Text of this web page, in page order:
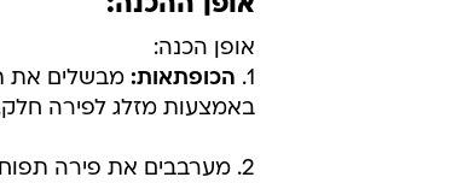
אופן ההכנה:
אופן הכנה:
1. הכופתאות: מבשלים את
באמצעות מזלג לפירה
2. מערבבים את פירה